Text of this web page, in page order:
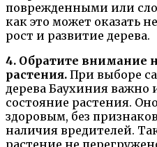
поврежденными или
как это может оказать
рост и развитие дерева.
4. Обратите внимание
растения. При выборе
дерева Баухиния важно
состояние растения.
здоровым, без
наличия вредителей.
растение не